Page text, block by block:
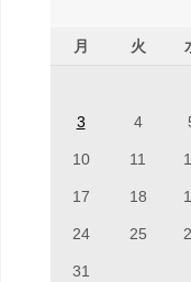
月 火
3 4
10 11
17 18
24 25
31